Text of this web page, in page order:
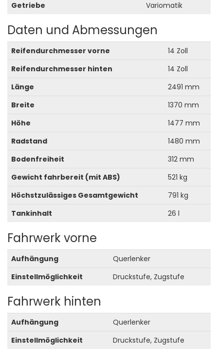
Getriebe
Variomatik
Daten und Abmessungen
Reifendurchmesser vorne
14 Zoll
Reifendurchmesser hinten
14 Zoll
Länge
2491 mm
Breite
1370 mm
Höhe
1477 mm
Radstand
1480 mm
Bodenfreiheit
312 mm
Gewicht fahrbereit (mit ABS)
521 kg
Höchstzulässiges Gesamtgewicht
791 kg
Tankinhalt
26 l
Fahrwerk vorne
Aufhängung
Querlenker
Einstellmöglichkeit
Druckstufe, Zugstufe
Fahrwerk hinten
Aufhängung
Querlenker
Einstellmöglichkeit
Druckstufe, Zugstufe